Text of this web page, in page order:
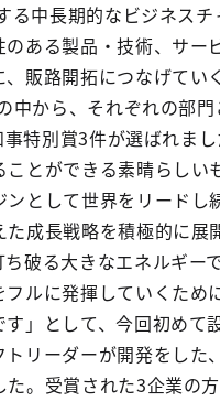
る中長期的なビジネス
ある製品・技術、サー
販路開拓につなげてい
中から、それぞれの部
特別賞3件が選ばれまし
とができる素晴らしい
として世界をリードし
成長戦略を積極的に展
破る大きなエネルギー
ルに発揮していくため
」として、今回初めて
リーダーが開発をした
。受賞された3企業の